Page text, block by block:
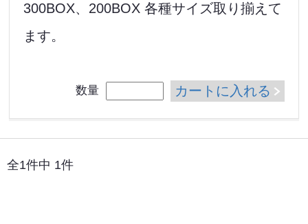
300BOX、200BOX 各種サイズ取り揃えて
ます。
数量 カートに入れる
全1件中 1件